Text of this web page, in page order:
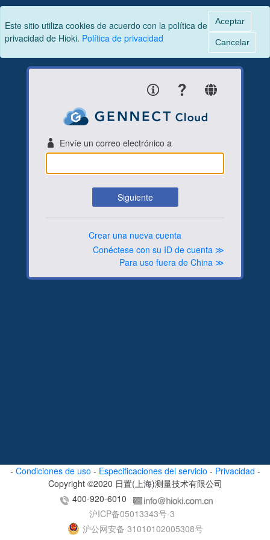
Este sitio utiliza cookies de acuerdo con la política de
privacidad de Hioki. Política de privacidad
Aceptar
Cancelar
Envíe un correo electrónico a
Siguiente
Crear una nueva cuenta
Conéctese con su ID de cuenta ≫
Para uso fuera de China ≫
- Condiciones de uso - Especificaciones del servicio - Privacidad -
Copyright ©2020 日置(上海)测量技术有限公司
400-920-6010
沪ICP备05013343号-3
沪公网安备 31010102005308号